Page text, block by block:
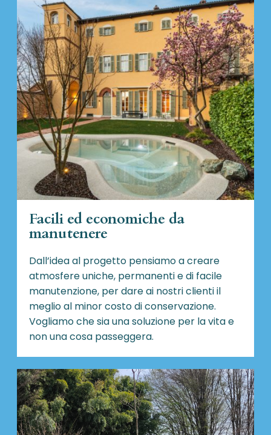
Facili ed economiche da
manutenere
Dall’idea al progetto pensiamo a creare
atmosfere uniche, permanenti e di facile
manutenzione, per dare ai nostri clienti il
meglio al minor costo di conservazione.
Vogliamo che sia una soluzione per la vita e
non una cosa passeggera.